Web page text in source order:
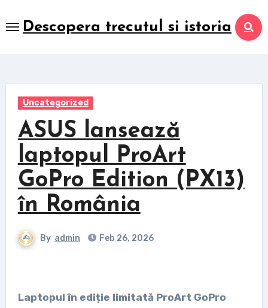
to
Descopera trecutul si istoria
Uncategorized
ASUS lansează
laptopul ProArt
GoPro Edition (PX13)
în România
By admin Feb 26, 2026
Laptopul în ediție limitată ProArt GoPro